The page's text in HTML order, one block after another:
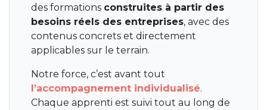
des formations construites à partir des
besoins réels des entreprises, avec des
contenus concrets et directement
applicables sur le terrain.
Notre force, c’est avant tout
l’accompagnement individualisé.
Chaque apprenti est suivi tout au long de